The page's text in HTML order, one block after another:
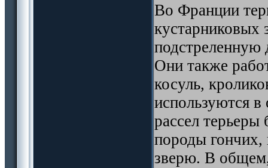
Во Франции
кустарниковых
подстреленную
Они также
косуль,
используются
рассел
породы гончих,
зверю. В общем,